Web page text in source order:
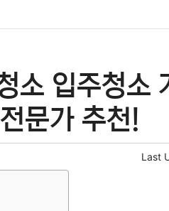
소 입주청소
문가 추천!
Last